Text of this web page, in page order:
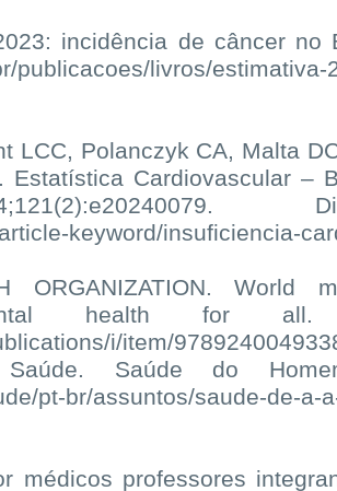
incidência de câncer no
publicacoes/livros/estimativa-
LCC, Polanczyk CA, Malta
Cardiovascular –
keyword/insuficiencia-
ORGANIZATION. World
health for all.
i/item/
Saúde do
pt-br/assuntos/saude-de-a-
médicos professores